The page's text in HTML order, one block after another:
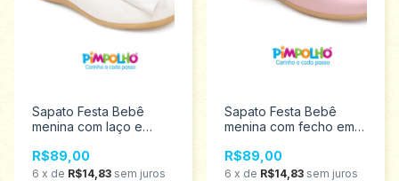
Sapato Festa Bebê
menina com laço e
Pimpolho Tamanhos 16
ao 21 0120663
R$89,00
6 x de R$14,83 sem juros
Sapato Festa Bebê
menina com fecho em
Tamanhos 16 ao 21
0120631
R$89,00
6 x de R$14,83 sem juros